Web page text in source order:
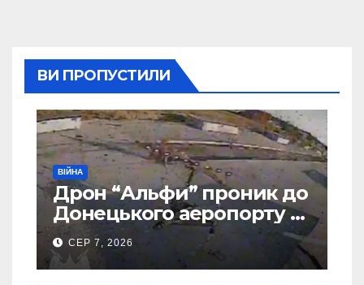
ВИ ПРОПУСТИЛИ
ВІЙНА
Дрон “Альфи” проник до
Донецького аеропорту та
спалив “Шахед” ще до
запуску
СЕР 7, 2026